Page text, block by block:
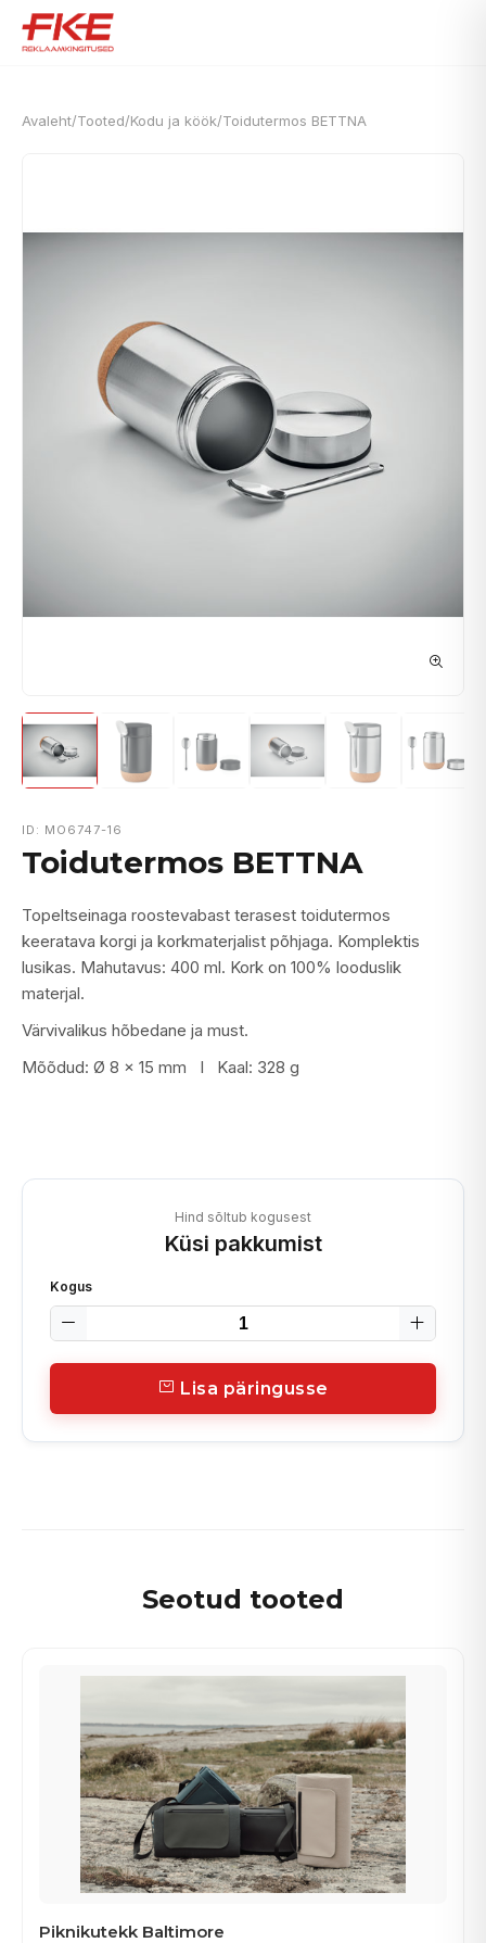
Avaleht/Tooted/Kodu ja köök/Toidutermos BETTNA
ID: MO6747-16
Toidutermos BETTNA
Topeltseinaga roostevabast terasest toidutermos
keeratava korgi ja korkmaterjalist põhjaga. Komplektis
lusikas. Mahutavus: 400 ml. Kork on 100% looduslik
materjal.
Värvivalikus hõbedane ja must.
Mõõdud: Ø 8 x 15 mm I Kaal: 328 g
Hind sõltub kogusest
Küsi pakkumist
Kogus
Lisa päringusse
Seotud tooted
Piknikutekk Baltimore